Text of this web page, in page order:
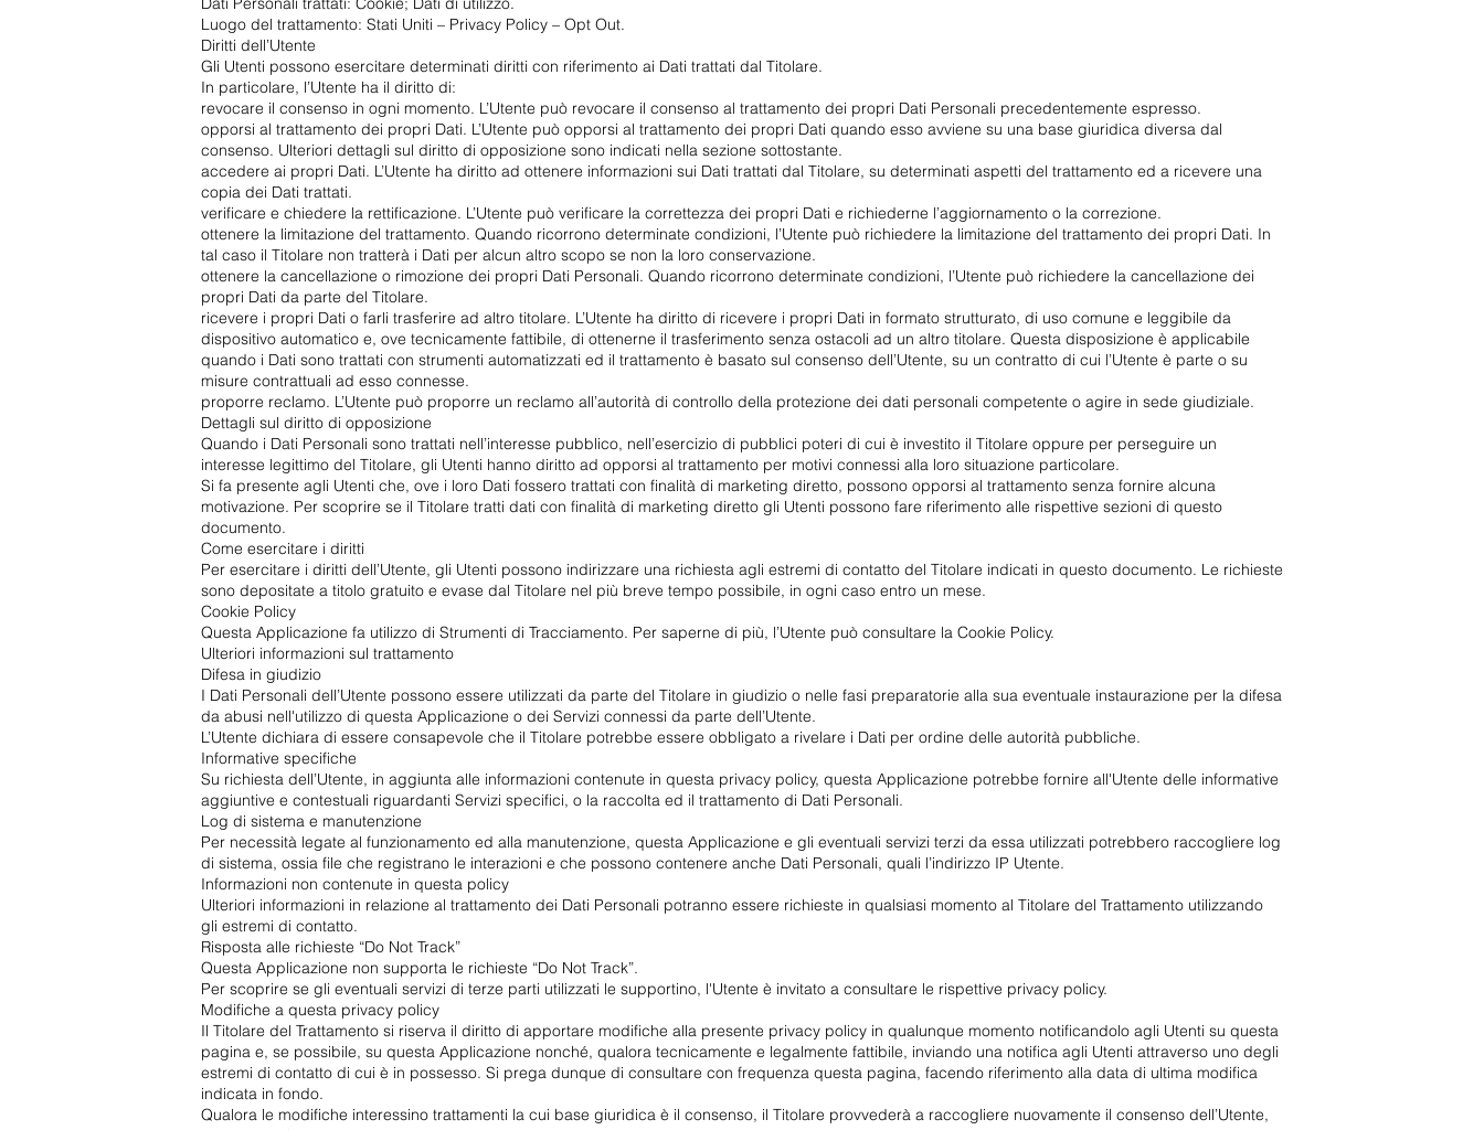
Luogo del trattamento: Stati Uniti – Privacy Policy – Opt Out.
Diritti dell’Utente
Gli Utenti possono esercitare determinati diritti con riferimento ai Dati trattati dal Titolare.
In particolare, l’Utente ha il diritto di:
revocare il consenso in ogni momento. L’Utente può revocare il consenso al trattamento dei propri Dati Personali precedentemente espresso.
opporsi al trattamento dei propri Dati. L’Utente può opporsi al trattamento dei propri Dati quando esso avviene su una base giuridica diversa dal
consenso. Ulteriori dettagli sul diritto di opposizione sono indicati nella sezione sottostante.
accedere ai propri Dati. L’Utente ha diritto ad ottenere informazioni sui Dati trattati dal Titolare, su determinati aspetti del trattamento ed a ricevere una
copia dei Dati trattati.
verificare e chiedere la rettificazione. L’Utente può verificare la correttezza dei propri Dati e richiederne l’aggiornamento o la correzione.
ottenere la limitazione del trattamento. Quando ricorrono determinate condizioni, l’Utente può richiedere la limitazione del trattamento dei propri Dati. In
tal caso il Titolare non tratterà i Dati per alcun altro scopo se non la loro conservazione.
ottenere la cancellazione o rimozione dei propri Dati Personali. Quando ricorrono determinate condizioni, l’Utente può richiedere la cancellazione dei
propri Dati da parte del Titolare.
ricevere i propri Dati o farli trasferire ad altro titolare. L’Utente ha diritto di ricevere i propri Dati in formato strutturato, di uso comune e leggibile da
dispositivo automatico e, ove tecnicamente fattibile, di ottenerne il trasferimento senza ostacoli ad un altro titolare. Questa disposizione è applicabile
quando i Dati sono trattati con strumenti automatizzati ed il trattamento è basato sul consenso dell’Utente, su un contratto di cui l’Utente è parte o su
misure contrattuali ad esso connesse.
proporre reclamo. L’Utente può proporre un reclamo all’autorità di controllo della protezione dei dati personali competente o agire in sede giudiziale.
Dettagli sul diritto di opposizione
Quando i Dati Personali sono trattati nell’interesse pubblico, nell’esercizio di pubblici poteri di cui è investito il Titolare oppure per perseguire un
interesse legittimo del Titolare, gli Utenti hanno diritto ad opporsi al trattamento per motivi connessi alla loro situazione particolare.
Si fa presente agli Utenti che, ove i loro Dati fossero trattati con finalità di marketing diretto, possono opporsi al trattamento senza fornire alcuna
motivazione. Per scoprire se il Titolare tratti dati con finalità di marketing diretto gli Utenti possono fare riferimento alle rispettive sezioni di questo
documento.
Come esercitare i diritti
Per esercitare i diritti dell’Utente, gli Utenti possono indirizzare una richiesta agli estremi di contatto del Titolare indicati in questo documento. Le richieste
sono depositate a titolo gratuito e evase dal Titolare nel più breve tempo possibile, in ogni caso entro un mese.
Cookie Policy
Questa Applicazione fa utilizzo di Strumenti di Tracciamento. Per saperne di più, l’Utente può consultare la Cookie Policy.
Ulteriori informazioni sul trattamento
Difesa in giudizio
I Dati Personali dell’Utente possono essere utilizzati da parte del Titolare in giudizio o nelle fasi preparatorie alla sua eventuale instaurazione per la difesa
da abusi nell'utilizzo di questa Applicazione o dei Servizi connessi da parte dell’Utente.
L’Utente dichiara di essere consapevole che il Titolare potrebbe essere obbligato a rivelare i Dati per ordine delle autorità pubbliche.
Informative specifiche
Su richiesta dell’Utente, in aggiunta alle informazioni contenute in questa privacy policy, questa Applicazione potrebbe fornire all'Utente delle informative
aggiuntive e contestuali riguardanti Servizi specifici, o la raccolta ed il trattamento di Dati Personali.
Log di sistema e manutenzione
Per necessità legate al funzionamento ed alla manutenzione, questa Applicazione e gli eventuali servizi terzi da essa utilizzati potrebbero raccogliere log
di sistema, ossia file che registrano le interazioni e che possono contenere anche Dati Personali, quali l’indirizzo IP Utente.
Informazioni non contenute in questa policy
Ulteriori informazioni in relazione al trattamento dei Dati Personali potranno essere richieste in qualsiasi momento al Titolare del Trattamento utilizzando
gli estremi di contatto.
Risposta alle richieste “Do Not Track”
Questa Applicazione non supporta le richieste “Do Not Track”.
Per scoprire se gli eventuali servizi di terze parti utilizzati le supportino, l'Utente è invitato a consultare le rispettive privacy policy.
Modifiche a questa privacy policy
Il Titolare del Trattamento si riserva il diritto di apportare modifiche alla presente privacy policy in qualunque momento notificandolo agli Utenti su questa
pagina e, se possibile, su questa Applicazione nonché, qualora tecnicamente e legalmente fattibile, inviando una notifica agli Utenti attraverso uno degli
estremi di contatto di cui è in possesso. Si prega dunque di consultare con frequenza questa pagina, facendo riferimento alla data di ultima modifica
indicata in fondo.
Qualora le modifiche interessino trattamenti la cui base giuridica è il consenso, il Titolare provvederà a raccogliere nuovamente il consenso dell’Utente,